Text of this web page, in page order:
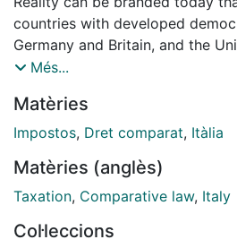
countries with developed
Germany and Britain, and the
, Count on their tax jurisdictions
nature .
problems mented countries,
implementation of -ínsitas valid
transaccionales- leads to
Més...
Matèries
Impostos, Dret comparat, Itàlia
Matèries (anglès)
Taxation, Comparative law, Italy
Col·leccions